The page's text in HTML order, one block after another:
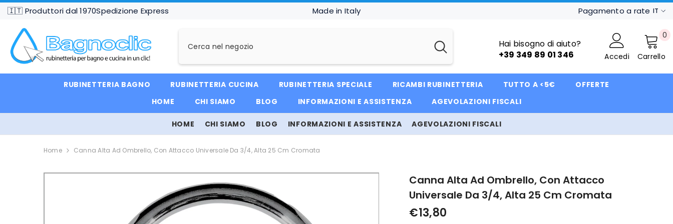
🇮🇹 Produttori dal 1970Spedizione Express Made in Italy Pagamento a rate IT
DE
Hai bisogno di aiuto?
+39 349 89 01 346
Accedi Carrello
00
RUBINETTERIA BAGNO RUBINETTERIA CUCINA RUBINETTERIA SPECIALE RICAMBI RUBINETTERIA TUTTO A <5€
OFFERTE
HOME
CHI SIAMO BLOG INFORMAZIONI E ASSISTENZA AGEVOLAZIONI FISCALI
HOME CHI SIAMO BLOG INFORMAZIONI E ASSISTENZA AGEVOLAZIONI FISCALI
Home Canna Alta Ad Ombrello, Con Attacco Universale Da 3/4, Alta 25 Cm Cromata
Canna Alta Ad Ombrello, Con Attacco
Universale Da 3/4, Alta 25 Cm Cromata
€13,80